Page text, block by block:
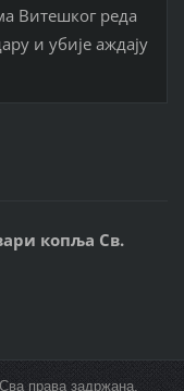
Витешког реда
и убије аждају
копља Св.
права задржана.